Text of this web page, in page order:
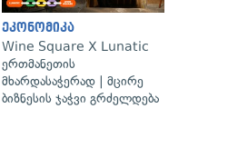
ეკონომიკა
Wine Square X Lunatic
ერთმანეთის
მხარდასაჭერად | მცირე
ბიზნესის ჯაჭვი გრძელდება